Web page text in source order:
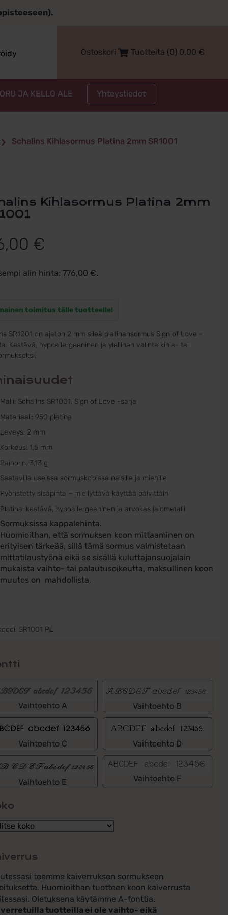
Ostoskori Tuotteita (0) 0,00 €
JA KELLO ALE Yhteystiedot
Schalins Kihlasormus Platina 2mm SR1001
€
alin hinta: 776,00 €.
toimitus tälle tuotteelle!
SR1001 on ajaton 2 mm sileä platinansormus Sign of Love -
Kestävä, hypoallergeeninen ja ylellinen valinta kihla- tai
Malli: Schalins SR1001, Sign of Love -sarja
Materiaali: 950 platina
Leveys: 2 mm
Korkeus: 1,5 mm
Paino: n. 3,13 g
Saatavilla useissa sormusko’oissa naisille ja miehille
Pyöristetty sisäpinta – miellyttävä käyttää päivittäin
Platina: kestävä, hypoallergeeninen ja arvokas jalometalli
Sormuksissa kappalehinta.
Huomioithan, että sormuksen koon mittaaminen on
erityisen tärkeää, sillä tämä sormus valmistetaan
mittatilaustyönä eikä se sisällä kuluttajansuojalain
mukaista vaihto- tai palautusoikeutta, maksullinen koon
muutos on mahdollista.
SR1001 PL
Vaihtoehto A Vaihtoehto B
Vaihtoehto C Vaihtoehto D
Vaihtoehto E Vaihtoehto F
teemme kaiverruksen sormukseen
Huomioithan tuotteen koon kaiverrusta
Oletuksena käytämme A-fonttia.
tuotteilla ei ole vaihto- eikä